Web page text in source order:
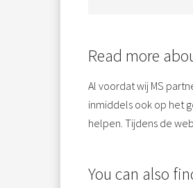
Read more
Al voordat wij MS
inmiddels ook op het
helpen. Tijdens de
You can also